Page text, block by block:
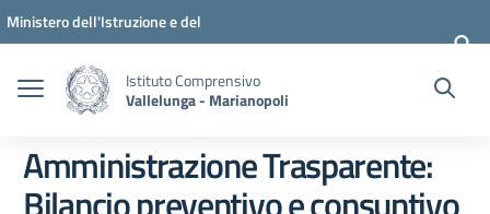
Vai ai contenuti
Vai al menu di navigazione
Vai al footer
Ministero dell'Istruzione e del
Istituto Comprensivo
Vallelunga - Marianopoli
Amministrazione Trasparente: